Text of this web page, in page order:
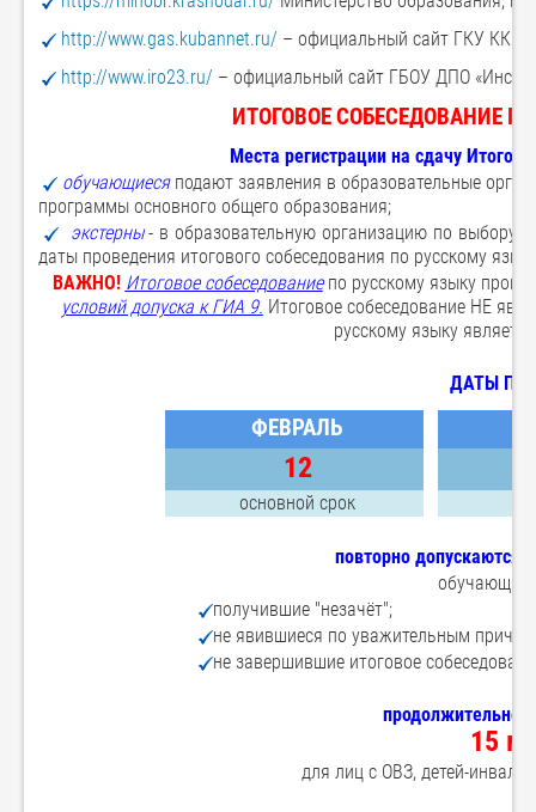
http://www.gas.kubannet.ru/ – официальный сайт ГКУ КК
http://www.iro23.ru/ – официальный сайт ГБОУ ДПО
ИТОГОВОЕ СОБЕСЕДОВАНИЕ
Места регистрации на сдачу
обучающиесяподают заявления в образовательные
программы основного общего образования;
экстерны- в образовательную организацию по выбору
даты проведения итогового собеседования по русскому
ВАЖНО! Итоговое собеседованиепо русскому языку
условий допуска к ГИА 9. Итоговое собеседование НЕ
русскому языку
ДАТЫ
ФЕВРАЛЬ
12
основной срок
повторно допускаются
получившие "незачёт";
не явившиеся по уважительным
не завершившие итоговое
15
для лиц с ОВЗ, детей-